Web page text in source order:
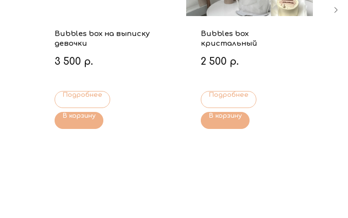
Bubbles box на выписку
девочки
3 500 р.
Подробнее
В корзину
Bubbles box
кристальный
2 500 р.
Подробнее
В корзину